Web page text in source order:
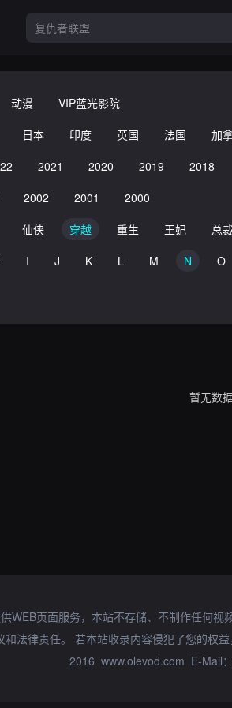
动漫
VIP蓝光影院
日本 印度 英国 法国 加
2021 2020 2019 2018
2002 2001
2000
仙侠 穿越 重生 王妃 总
I J K L M N O
暂无数
WEB页面服务，本站不存储、不制作任何
和法律责任。 若本站收录内容侵犯了您的权
2016 www.olevod.com E-Mail